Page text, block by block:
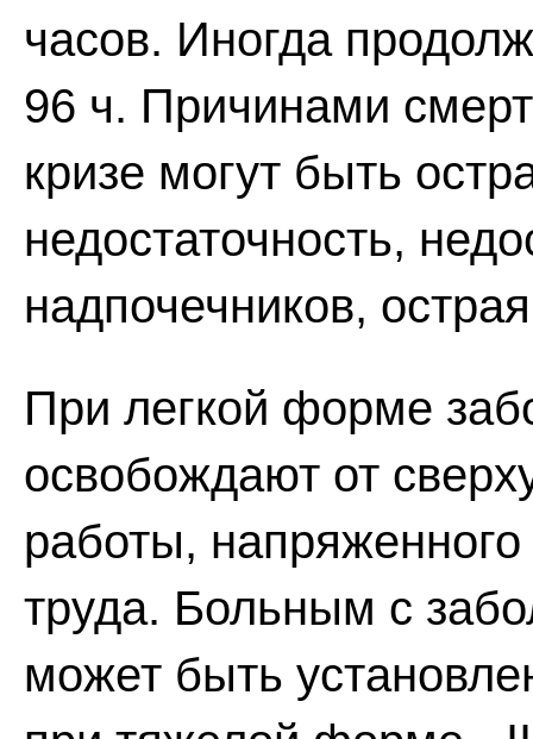
часов. Иногда
96 ч. Причинами
кризе могут быть
недостаточность,
надпочечников,
При легкой форме
освобождают от
работы,
труда. Больным с
может быть